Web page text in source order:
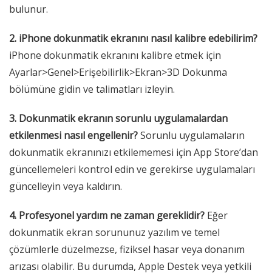
bulunur.
2. iPhone dokunmatik ekranını nasıl kalibre edebilirim?
iPhone dokunmatik ekranını kalibre etmek için
Ayarlar>Genel>Erişebilirlik>Ekran>3D Dokunma
bölümüne gidin ve talimatları izleyin.
3. Dokunmatik ekranın sorunlu uygulamalardan
etkilenmesi nasıl engellenir?Sorunlu uygulamaların
dokunmatik ekranınızı etkilememesi için App Store’dan
güncellemeleri kontrol edin ve gerekirse uygulamaları
güncelleyin veya kaldırın.
4. Profesyonel yardım ne zaman gereklidir? Eğer
dokunmatik ekran sorununuz yazılım ve temel
çözümlerle düzelmezse, fiziksel hasar veya donanım
arızası olabilir. Bu durumda, Apple Destek veya yetkili